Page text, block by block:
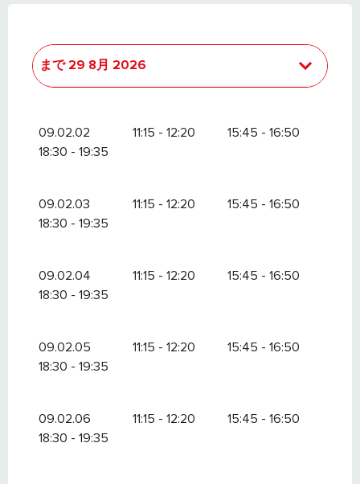
まで29 8月 2026
より30 8月 2026
09.02.02 11:15 - 12:20
15:45 - 16:50
18:30 - 19:35
09.02.03 11:15 - 12:20
15:45 - 16:50
18:30 - 19:35
09.02.04 11:15 - 12:20
15:45 - 16:50
18:30 - 19:35
09.02.05 11:15 - 12:20
15:45 - 16:50
18:30 - 19:35
09.02.06 11:15 - 12:20
15:45 - 16:50
18:30 - 19:35